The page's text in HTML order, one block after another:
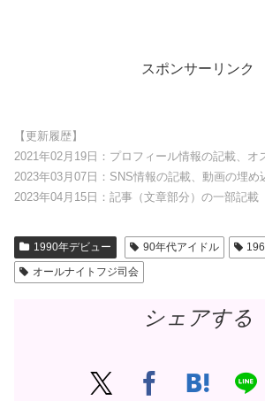
スポンサーリンク
【更新履歴】
2021年02月19日：プロフィール情報の記載、オ
2023年03月07日：SNS情報の記載、動画の埋め
2023年04月15日：記事（文章部分）の一部記載
1990年デビュー 90年代アイドル
オールナイトフジ司会
シェアする